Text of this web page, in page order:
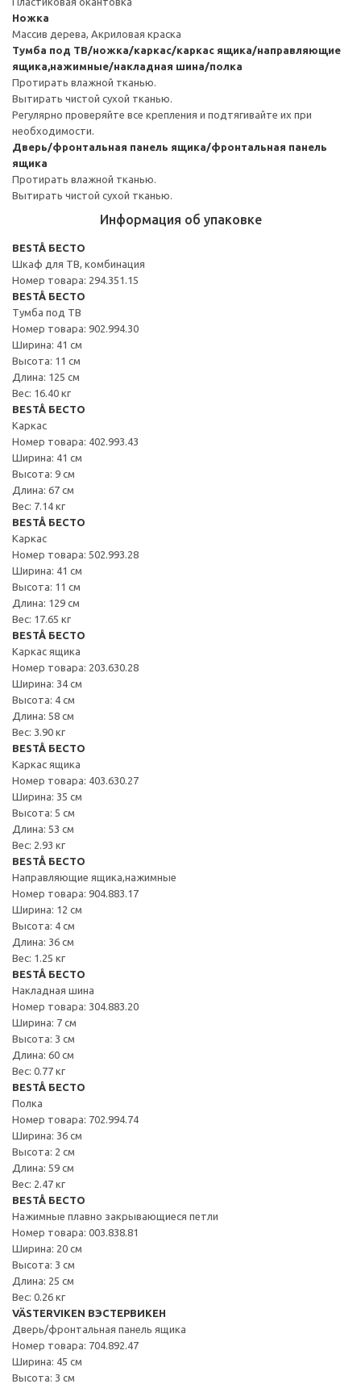
Ножка
Массив дерева, Акриловая краска
Тумба под ТВ/ножка/каркас/каркас ящика/направляющие
ящика,нажимные/накладная шина/полка
Протирать влажной тканью.
Вытирать чистой сухой тканью.
Регулярно проверяйте все крепления и подтягивайте их при
необходимости.
Дверь/фронтальная панель ящика/фронтальная панель
ящика
Протирать влажной тканью.
Вытирать чистой сухой тканью.
Информация об упаковке
BESTÅ БЕСТО
Шкаф для ТВ, комбинация
Номер товара: 294.351.15
BESTÅ БЕСТО
Тумба под ТВ
Номер товара: 902.994.30
Ширина: 41 см
Высота: 11 см
Длина: 125 см
Вес: 16.40 кг
BESTÅ БЕСТО
Каркас
Номер товара: 402.993.43
Ширина: 41 см
Высота: 9 см
Длина: 67 см
Вес: 7.14 кг
BESTÅ БЕСТО
Каркас
Номер товара: 502.993.28
Ширина: 41 см
Высота: 11 см
Длина: 129 см
Вес: 17.65 кг
BESTÅ БЕСТО
Каркас ящика
Номер товара: 203.630.28
Ширина: 34 см
Высота: 4 см
Длина: 58 см
Вес: 3.90 кг
BESTÅ БЕСТО
Каркас ящика
Номер товара: 403.630.27
Ширина: 35 см
Высота: 5 см
Длина: 53 см
Вес: 2.93 кг
BESTÅ БЕСТО
Направляющие ящика,нажимные
Номер товара: 904.883.17
Ширина: 12 см
Высота: 4 см
Длина: 36 см
Вес: 1.25 кг
BESTÅ БЕСТО
Накладная шина
Номер товара: 304.883.20
Ширина: 7 см
Высота: 3 см
Длина: 60 см
Вес: 0.77 кг
BESTÅ БЕСТО
Полка
Номер товара: 702.994.74
Ширина: 36 см
Высота: 2 см
Длина: 59 см
Вес: 2.47 кг
BESTÅ БЕСТО
Нажимные плавно закрывающиеся петли
Номер товара: 003.838.81
Ширина: 20 см
Высота: 3 см
Длина: 25 см
Вес: 0.26 кг
VÄSTERVIKEN ВЭСТЕРВИКЕН
Дверь/фронтальная панель ящика
Номер товара: 704.892.47
Ширина: 45 см
Высота: 3 см